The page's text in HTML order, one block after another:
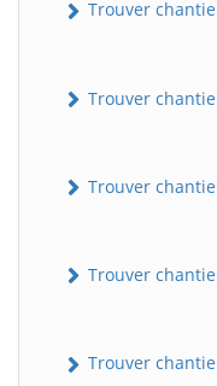
Trouver
Trouver
Trouver
Trouver
Trouver